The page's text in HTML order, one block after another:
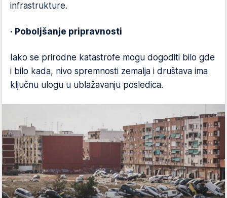
infrastrukture.
· Poboljšanje pripravnosti
Iako se prirodne katastrofe mogu dogoditi bilo gde
i bilo kada, nivo spremnosti zemalja i društava ima
ključnu ulogu u ublažavanju posledica.